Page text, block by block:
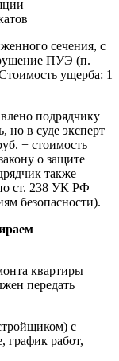
—
сечения, с
ПУЭ (п.
ущерба: 1
подрядчику
но в суде эксперт
+ стоимость
о защите
также
ст. 238 УК РФ
безопасности).
квартиры
передать
с
график работ,